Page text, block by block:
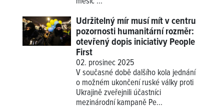
Udržitelný mír musí mít v centru
pozornosti humanitární rozměr:
otevřený dopis iniciativy People
First
02. prosinec 2025
V současné době dalšího kola jednání
o možném ukončení ruské války proti
Ukrajině zveřejnili účastníci
mezinárodní kampaně Pe...